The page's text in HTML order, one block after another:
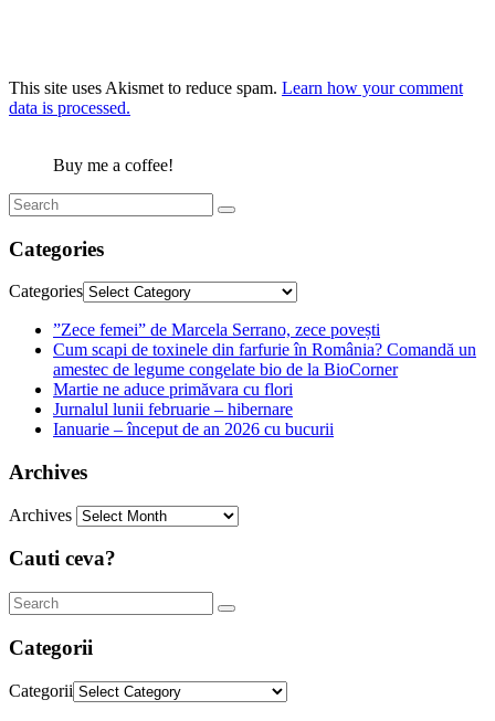
This site uses Akismet to reduce spam. Learn how your comment
data is processed.
Buy me a coffee!
Categories
Categories
”Zece femei” de Marcela Serrano, zece povești
Cum scapi de toxinele din farfurie în România? Comandă un
amestec de legume congelate bio de la BioCorner
Martie ne aduce primăvara cu flori
Jurnalul lunii februarie – hibernare
Ianuarie – început de an 2026 cu bucurii
Archives
Archives
Cauti ceva?
Categorii
Categorii